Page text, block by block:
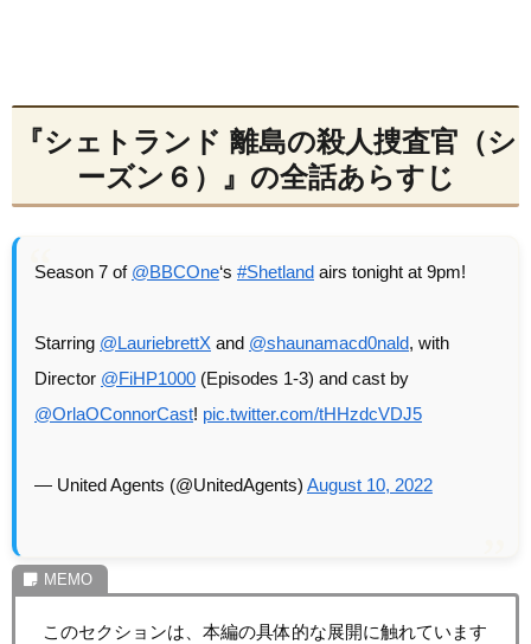
『シェトランド 離島の殺人捜査官（シ
ーズン６）』の全話あらすじ
Season 7 of @BBCOne‘s #Shetland airs tonight at 9pm!
Starring @LauriebrettX and @shaunamacd0nald, with
Director @FiHP1000 (Episodes 1-3) and cast by
@OrlaOConnorCast! pic.twitter.com/tHHzdcVDJ5
— United Agents (@UnitedAgents) August 10, 2022
このセクションは、本編の具体的な展開に触れています